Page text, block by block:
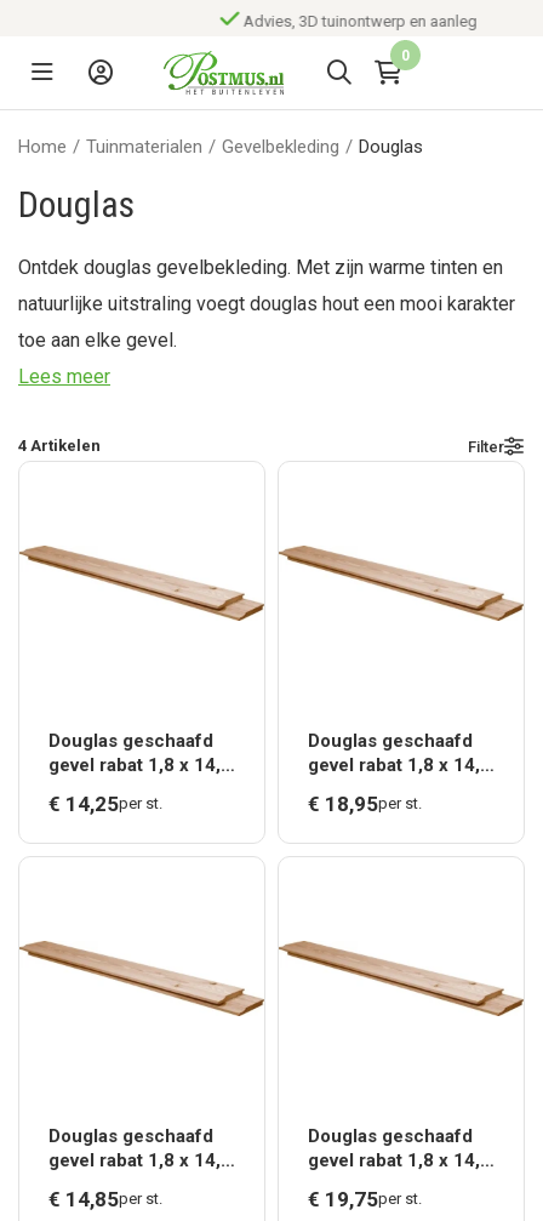
Advies, 3D tuinontwerp en aanleg
0
Home / Tuinmaterialen / Gevelbekleding / Douglas
Douglas
Ontdek douglas gevelbekleding. Met zijn warme tinten en
natuurlijke uitstraling voegt douglas hout een mooi karakter
toe aan elke gevel.
Lees meer
4 Artikelen Filter
Douglas geschaafd
gevel rabat 1,8 x 14,5
onbehandeld.*
€ 14,25per st.
Douglas geschaafd
gevel rabat 1,8 x 14,5
onbehandeld.*
€ 18,95per st.
Douglas geschaafd
gevel rabat 1,8 x 14,5
geïmpregneerd.*
€ 14,85per st.
Douglas geschaafd
gevel rabat 1,8 x 14,5
geïmpregneerd.*
€ 19,75per st.